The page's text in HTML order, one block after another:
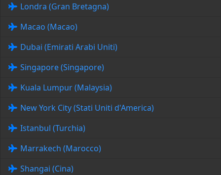
Londra (Gran Bretagna)
Macao (Macao)
Dubai (Emirati Arabi Uniti)
Singapore (Singapore)
Kuala Lumpur (Malaysia)
New York City (Stati Uniti d'America)
Istanbul (Turchia)
Marrakech (Marocco)
Shangai (Cina)